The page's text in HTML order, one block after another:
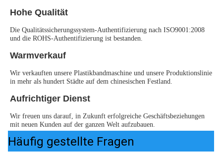
Hohe Qualität
Die Qualitätssicherungssystem-Authentifizierung nach ISO9001:2008
und die ROHS-Authentifizierung ist bestanden.
Warmverkauf
Wir verkauften unsere Plastikbandmaschine und unsere Produktionslinie
in mehr als hundert Städte auf dem chinesischen Festland.
Aufrichtiger Dienst
Wir freuen uns darauf, in Zukunft erfolgreiche Geschäftsbeziehungen
mit neuen Kunden auf der ganzen Welt aufzubauen.
Häufig gestellte Fragen